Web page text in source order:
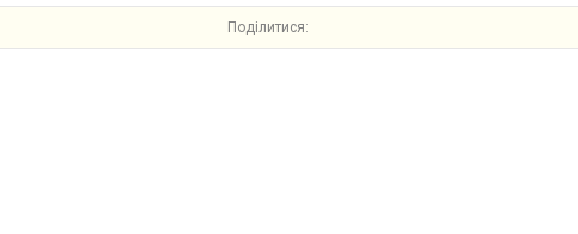
Поділитися: